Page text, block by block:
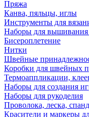
Пряжа
Канва, пяльцы, иглы
Инструменты для
Наборы для вышивания
Бисероплетение
Нитки
Швейные
Коробки для швейных
Термоаппликации,
Наборы для создания
Наборы для рукоделия
Проволока, леска,
Красители и маркеры